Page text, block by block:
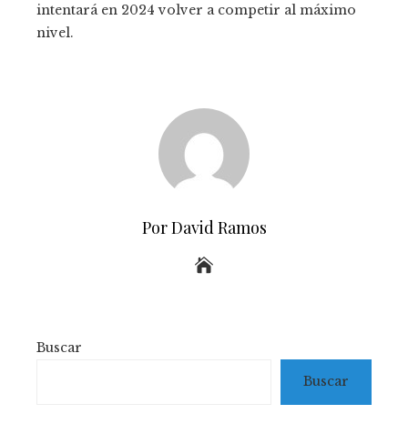
intentará en 2024 volver a competir al máximo
nivel.
Por David Ramos
Buscar
Buscar